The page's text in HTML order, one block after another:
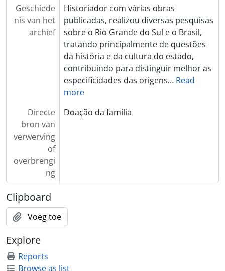
[Stuk] Contrários à Federação de CTG
[Stuk] Sequencia 1º Congresso Tradicionalista
[Stuk] Paternidade do Movimento Tradicionalista
[Stuk] Instalado o 1º Congresso Tradicionalista
[Stuk] Encerramento do Congresso Tradicionalista
[Stuk] Instalação do 1º Congresso Tradicionalista
[Stuk] Encerramento do Congresso Tradicionalista
[Stuk] Instalação do 1º Congresso Tradicionalista
[Stuk] Sede do próximo Congresso Tradicionalista
[Stuk] Congresso de folclore
Geschiede
nis van het
archief
Historiador com várias obras
publicadas, realizou diversas pesquisas
sobre o Rio Grande do Sul e o Brasil,
tratando principalmente de questões
da história e da cultura do estado,
contribuindo para distinguir melhor as
especificidades das origens… Read
more
Directe
bron van
verwerving
of
overbrengi
ng
Doação da família
Clipboard
Voeg toe
Explore
Reports
Browse as list